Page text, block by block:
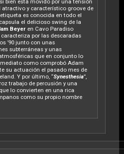
bien está movido por una tensión
atractivo y característico groove de
es conocida en todo el
el delicioso swing de la
Beyer en Cavo Paradiso
caracteriza por las descaradas
’90 junto con unas
subterráneas y unas
que en conjunto lo
como comprobó Adam
su actuación el pasado mes de
Y por último, “Synesthesia”,
trabajo de percusión y una
lo convierten en una rica
como su propio nombre